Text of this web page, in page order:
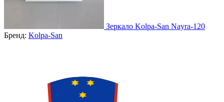
Зеркало Kolpa-San Nayra-120
Бренд: Kolpa-San